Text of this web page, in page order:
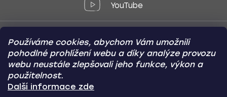
Používáme cookies, abychom Vám umožnili
pohodlné prohlížení webu a díky analýze provozu
webu neustále zlepšovali jeho funkce, výkon a
použitelnost.
Další informace zde
YouTube
Způsoby platby:
Online
Převod
Dobírka